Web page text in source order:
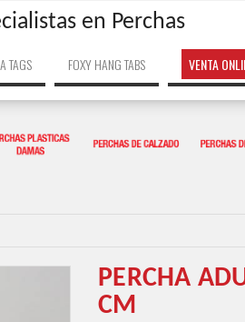
TAGS FOXY HANG TABS VENTA
en Perchas
PERCHA
CM